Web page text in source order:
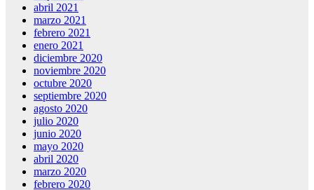
abril 2021
marzo 2021
febrero 2021
enero 2021
diciembre 2020
noviembre 2020
octubre 2020
septiembre 2020
agosto 2020
julio 2020
junio 2020
mayo 2020
abril 2020
marzo 2020
febrero 2020